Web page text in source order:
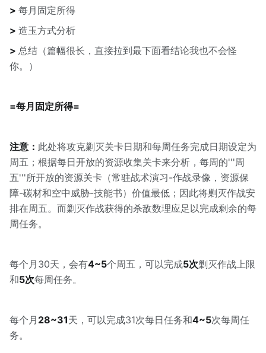
> 每月固定所得
> 造玉方式分析
> 总结（篇幅很长，直接拉到最下面看结论我也不会怪
你。）
=每月固定所得=
注意： 此处将攻克剿灭关卡日期和每周任务完成日期设定为
周五；根据每日开放的资源收集关卡来分析，每周的'''周
五'''所开放的资源关卡（常驻战术演习-作战录像，资源保
障-碳材和空中威胁-技能书）价值最低；因此将剿灭作战安
排在周五。而剿灭作战获得的杀敌数理应足以完成剩余的每
周任务。
每个月30天，会有4~5个周五，可以完成5次剿灭作战上限
和5次每周任务。
每个月 28~31天，可以完成31次每日任务和4~5次每周任
务。